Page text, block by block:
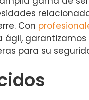
Con
ágil, garantizamos
para su